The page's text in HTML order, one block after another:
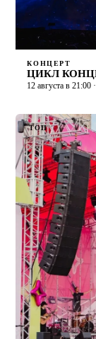
КОНЦЕРТ
ЦИКЛ
12 августа в 21:00
ТОП